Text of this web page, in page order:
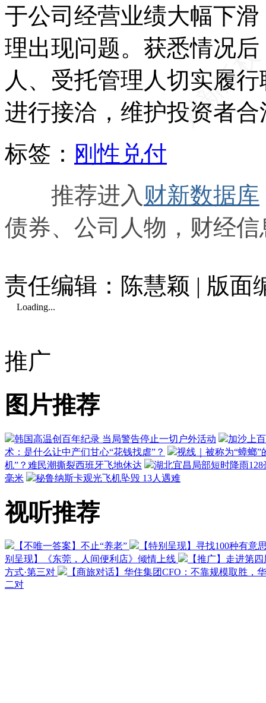
于公司经营业绩大幅下
理出现问题。获悉情况
人、受托管理人切实履
进行接洽，维护投资者
标签： 刚性兑付
推荐进入 财新数据库
债券、公司人物，财经
责任编辑：陈慧颖 | 版面
Loading...
推广
图片推荐
韩国高温创百年纪录 当局警告停止一切户外活动
加沙上
术：是什么让中产们甘心“花钱找虐”？
视线｜被称为“蟑螂
机”？难民潮撕裂西班牙飞地休达
湖北宜昌局部短时降雨
毫米
秘鲁纳斯卡观光飞机坠毁 13人遇难
视听推荐
【不唯一答案】不止“养老”
【特别呈现】寻找100种有意
别呈现】《东莞，人间便利店》倾情上线
【推广】走进第
方式·第三对
【商旅对话】华住集团CFO：不靠规模取胜，
二对